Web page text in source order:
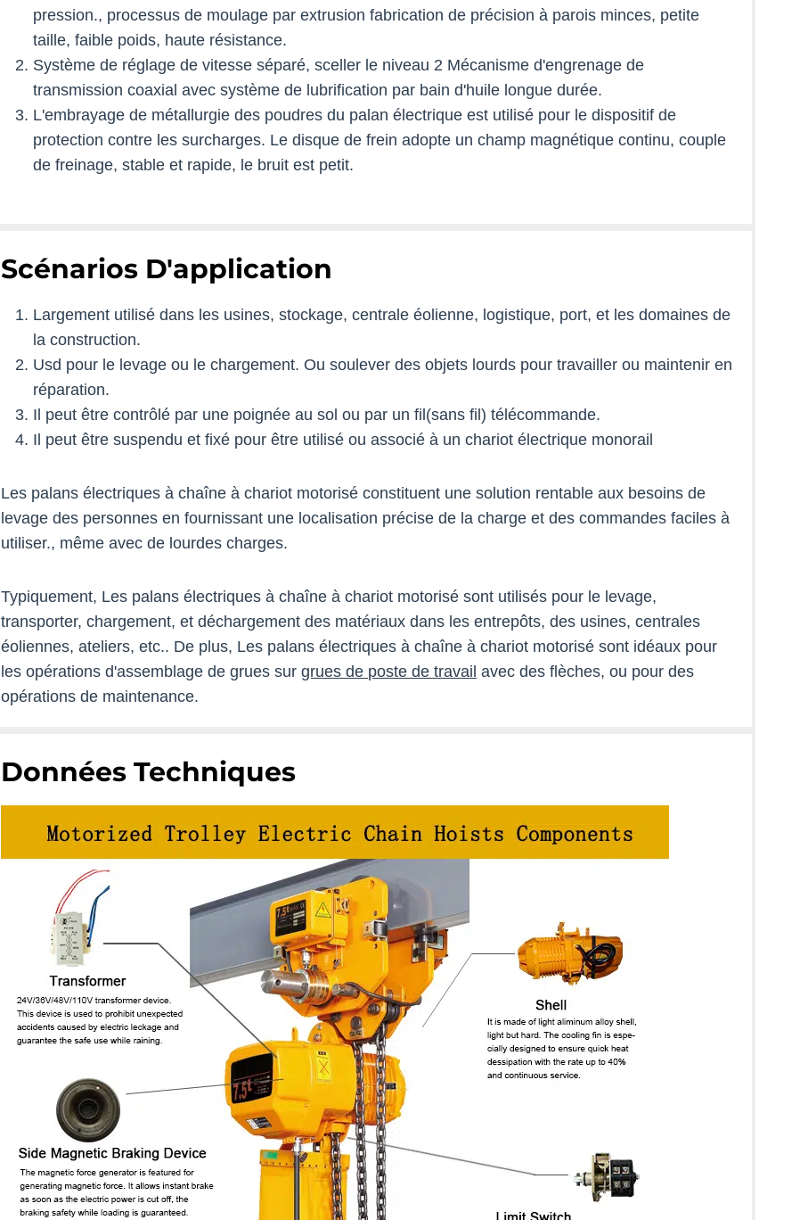
pression., processus de moulage par extrusion fabrication de précision à parois minces, petite
taille, faible poids, haute résistance.
Système de réglage de vitesse séparé, sceller le niveau 2 Mécanisme d'engrenage de
transmission coaxial avec système de lubrification par bain d'huile longue durée.
L'embrayage de métallurgie des poudres du palan électrique est utilisé pour le dispositif de
protection contre les surcharges. Le disque de frein adopte un champ magnétique continu, couple
de freinage, stable et rapide, le bruit est petit.
Scénarios D'application
Largement utilisé dans les usines, stockage, centrale éolienne, logistique, port, et les domaines de
la construction.
Usd pour le levage ou le chargement. Ou soulever des objets lourds pour travailler ou maintenir en
réparation.
Il peut être contrôlé par une poignée au sol ou par un fil(sans fil) télécommande.
Il peut être suspendu et fixé pour être utilisé ou associé à un chariot électrique monorail
Les palans électriques à chaîne à chariot motorisé constituent une solution rentable aux besoins de
levage des personnes en fournissant une localisation précise de la charge et des commandes faciles à
utiliser., même avec de lourdes charges.
Typiquement, Les palans électriques à chaîne à chariot motorisé sont utilisés pour le levage,
transporter, chargement, et déchargement des matériaux dans les entrepôts, des usines, centrales
éoliennes, ateliers, etc.. De plus, Les palans électriques à chaîne à chariot motorisé sont idéaux pour
les opérations d'assemblage de grues surgrues de poste de travail avec des flèches, ou pour des
opérations de maintenance.
Données Techniques